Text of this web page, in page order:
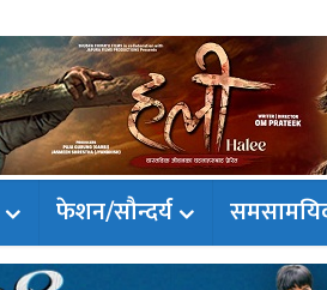
फेशन/सौन्दर्य